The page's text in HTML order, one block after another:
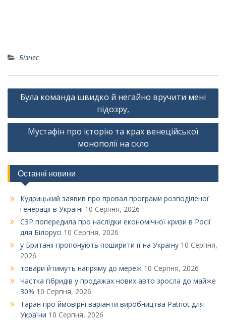
Бізнес
Навігація
записів
Була команда швидко й негайно вручити мені
підозру,
Мустафін про історію та крах венеційської
монополії на скло
Останні новини
Кудрицький заявив про провал програми розподіленої
генерації в Україні 10 Серпня, 2026
СЗР попередила про наслідки економічної кризи в Росії
для Білорусі 10 Серпня, 2026
у Британії пропонують поширити її на Україну 10 Серпня,
2026
товари йтимуть напряму до мереж 10 Серпня, 2026
Частка гібридів у продажах нових авто зросла до майже
30% 10 Серпня, 2026
Таран про ймовірні варіанти виробництва Patriot для
України 10 Серпня, 2026